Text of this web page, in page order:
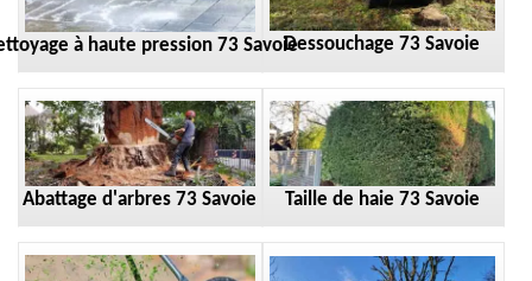
à haute pression 73 SavoieDessouchage 73 Savoie
Abattage d'arbres 73 Savoie Taille de haie 73 Savoie